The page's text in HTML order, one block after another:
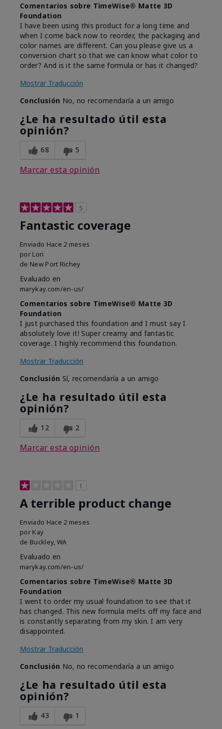
Comentarios sobre TimeWise® Matte 3D
Foundation
I have been using this product for a long time and
when I come back now to reorder, the packaging and
color names are different. Can you please give us a
conversion chart so that we can know what color to
order? And is it the same formula or has it changed?
Mostrar Traducción
Conclusión No, no recomendaría a un amigo
¿Le ha resultado útil esta
opinión?
68 5
Marcar esta opinión
5
Fantastic coverage
Enviado Hace 2 meses
por Lori
de New Port Richey
Evaluado en
marykay.com/en-us/
Comentarios sobre TimeWise® Matte 3D
Foundation
I just purchased this foundation and I must say I
absolutely love it! Super creamy and fantastic
coverage. I highly recommend this foundation.
Mostrar Traducción
Conclusión Sí, recomendaría a un amigo
¿Le ha resultado útil esta
opinión?
12 2
Marcar esta opinión
1
A terrible product change
Enviado Hace 2 meses
por Kay
de Buckley, WA
Evaluado en
marykay.com/en-us/
Comentarios sobre TimeWise® Matte 3D
Foundation
I went to order my usual foundation to see that it
has changed. This new formula melts off my face and
is constantly separating from my skin. I am very
disappointed.
Mostrar Traducción
Conclusión No, no recomendaría a un amigo
¿Le ha resultado útil esta
opinión?
43 1